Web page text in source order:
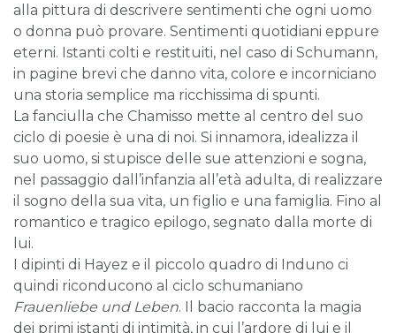
alla pittura di descrivere sentimenti che ogni uomo
o donna può provare. Sentimenti quotidiani eppure
eterni. Istanti colti e restituiti, nel caso di Schumann,
in pagine brevi che danno vita, colore e incorniciano
una storia semplice ma ricchissima di spunti.
La fanciulla che Chamisso mette al centro del suo
ciclo di poesie è una di noi. Si innamora, idealizza il
suo uomo, si stupisce delle sue attenzioni e sogna,
nel passaggio dall’infanzia all’età adulta, di realizzare
il sogno della sua vita, un figlio e una famiglia. Fino al
romantico e tragico epilogo, segnato dalla morte di
lui.
I dipinti di Hayez e il piccolo quadro di Induno ci
quindi riconducono al ciclo schumaniano
Frauenliebe und Leben. Il bacio racconta la magia
dei primi istanti di intimità, in cui l’ardore di lui e il